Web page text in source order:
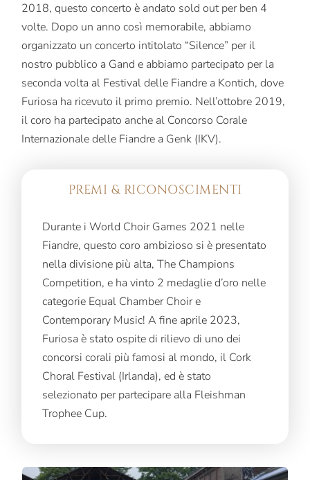
2018, questo concerto è andato sold out per ben 4
volte. Dopo un anno così memorabile, abbiamo
organizzato un concerto intitolato “Silence” per il
nostro pubblico a Gand e abbiamo partecipato per la
seconda volta al Festival delle Fiandre a Kontich, dove
Furiosa ha ricevuto il primo premio. Nell’ottobre 2019,
il coro ha partecipato anche al Concorso Corale
Internazionale delle Fiandre a Genk (IKV).
PREMI & RICONOSCIMENTI
Durante i World Choir Games 2021 nelle
Fiandre, questo coro ambizioso si è presentato
nella divisione più alta, The Champions
Competition, e ha vinto 2 medaglie d’oro nelle
categorie Equal Chamber Choir e
Contemporary Music! A fine aprile 2023,
Furiosa è stato ospite di rilievo di uno dei
concorsi corali più famosi al mondo, il Cork
Choral Festival (Irlanda), ed è stato
selezionato per partecipare alla Fleishman
Trophee Cup.